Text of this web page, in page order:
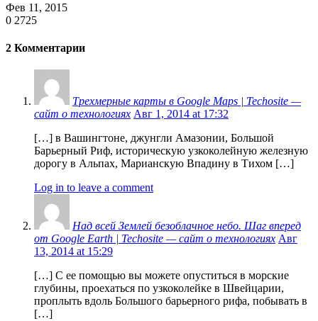
Фев 11, 2015
0 2725
2 Комментарии
Трехмерные карты в Google Maps | Techosite —
сайт о технологиях Авг 1, 2014 at 17:32
[…] в Вашингтоне, джунгли Амазонии, Большой
Барьерный Риф, историческую узкоколейную железную
дорогу в Альпах, Марианскую Впадину в Тихом […]
Log in to leave a comment
Над всей Землей безоблачное небо. Шаг вперед
от Google Earth | Techosite — сайт о технологиях Авг
13, 2014 at 15:29
[…] С ее помощью вы можете опуститься в морские
глубины, проехаться по узкоколейке в Швейцарии,
проплыть вдоль Большого барьерного рифа, побывать в
[…]